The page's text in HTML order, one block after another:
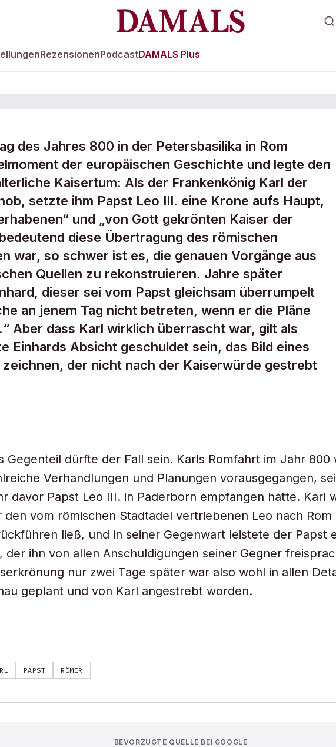
RezensionenPodcastDAMALS Plus
zum
des Jahres 800 in der Petersbasilika in Rom
der europäischen Geschichte und legte den
Kaisertum: Als der Frankenkönig Karl der
setzte ihm Papst Leo III. eine Krone aufs Haupt,
und „von Gott gekrönten Kaiser der
diese Übertragung des römischen
war, so schwer ist es, die genauen Vorgänge aus
Quellen zu rekonstruieren. Jahre später
dieser sei vom Papst gleichsam überrumpelt
an jenem Tag nicht betreten, wenn er die Pläne
Aber dass Karl wirklich überrascht war, gilt als
Einhards Absicht geschuldet sein, das Bild eines
der nicht nach der Kaiserwürde gestrebt
Gegenteil dürfte der Fall sein. Karls Romfahrt im Jahr 800
Verhandlungen und Planungen vorausgegangen,
davor Papst Leo III. in Paderborn empfangen hatte. Karl
den vom römischen Stadtadel vertriebenen Leo nach Rom
ließ, und in seiner Gegenwart leistete der Papst
der ihn von allen Anschuldigungen seiner Gegner
nur zwei Tage später war also wohl in allen
geplant und von Karl angestrebt worden.
PAPST RÖMER
BEVORZUGTE QUELLE BEI GOOGLE